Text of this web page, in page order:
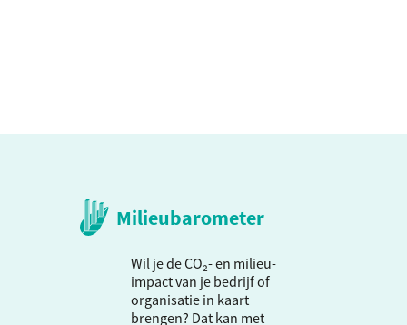
Milieubarometer
Wil je de CO₂- en milieu-
impact van je bedrijf of
organisatie in kaart
brengen? Dat kan met